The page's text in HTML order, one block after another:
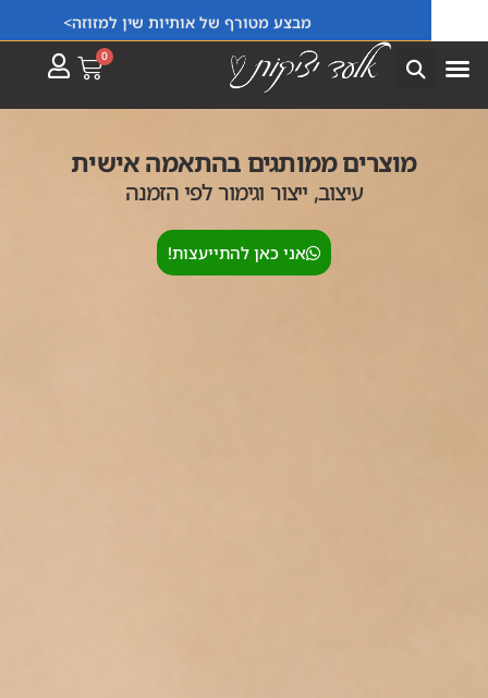
מבצע מטורף של אותיות שין למזוזה>
ייצור פריטים בהתאמה אישית למוסדות וחברות!
מוצרים ממותגים בהתאמה אישית
עיצוב, ייצור וגימור לפי הזמנה
אני כאן להתייעצות!